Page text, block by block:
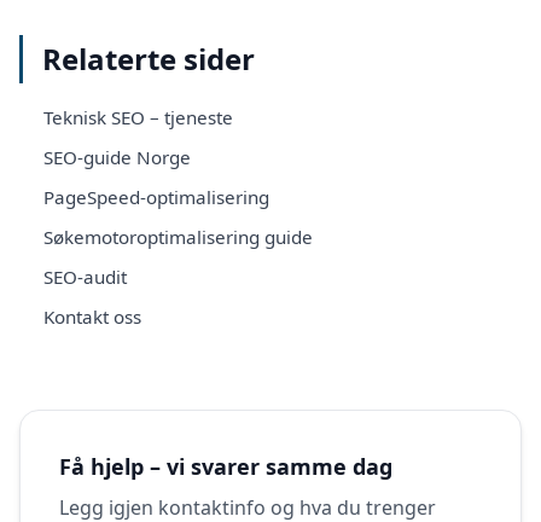
Relaterte sider
Teknisk SEO – tjeneste
SEO-guide Norge
PageSpeed-optimalisering
Søkemotoroptimalisering guide
SEO-audit
Kontakt oss
Få hjelp – vi svarer samme dag
Legg igjen kontaktinfo og hva du trenger